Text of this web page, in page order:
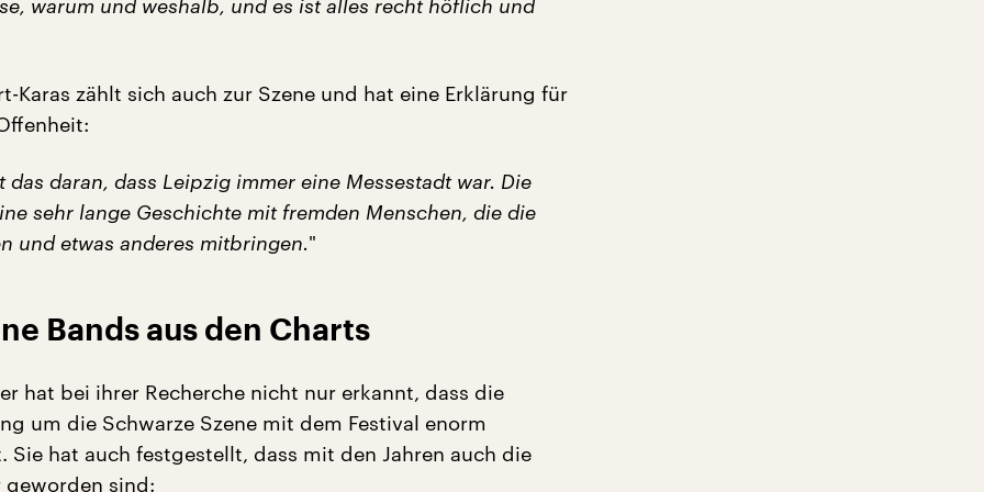
warum und weshalb, und es ist alles recht höflich und
Karas zählt sich auch zur Szene und hat eine Erklärung für
das daran, dass Leipzig immer eine Messestadt war. Die
sehr lange Geschichte mit fremden Menschen, die die
und etwas anderes mitbringen."
Bands aus den Charts
hat bei ihrer Recherche nicht nur erkannt, dass die
um die Schwarze Szene mit dem Festival enorm
Sie hat auch festgestellt, dass mit den Jahren auch die
geworden sind: